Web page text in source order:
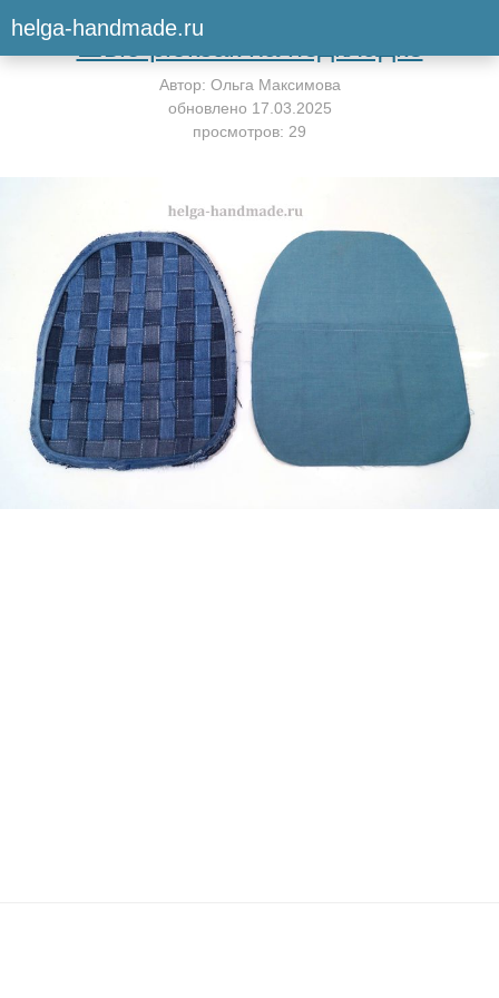
helga-handmade.ruВернуться к мастер-классу
Шью рюкзак на подкладке
Автор: Ольга Максимова
обновлено 17.03.2025
просмотров: 29